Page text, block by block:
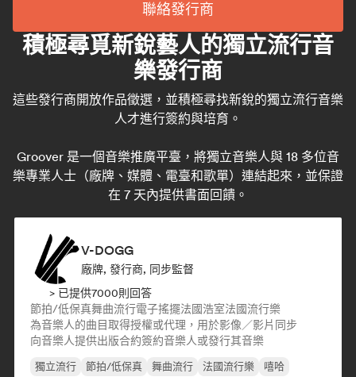
聯絡發行商
積極尋覓新銳藝人的獨立流行音
樂發行商
這些發行商開放作品徵選，並積極尋找新銳的獨立流行音樂
人才進行簽約與培育。
Groover 是一個音樂推廣平臺，將獨立音樂人與 18 多位音
樂專業人士（廠牌、媒體、電臺和歌單）連結起來，並保證
在 7 天內提供書面回饋。
V-DOGG
廠牌, 發行商, 同步監督
> 已提供7000則回答
節拍/低保真舞曲流行電子搖擺法國浩室法國流行樂
為音樂人的曲目取得授權或代理，用於影像／影片同步
向音樂人提供出版合約簽約音樂人或發行其音樂
獨立流行 節拍/低保真 舞曲流行 法國流行樂
嘻哈